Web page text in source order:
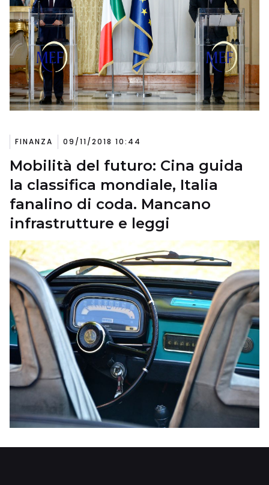
FINANZA 09/11/2018 10:44
Mobilità del futuro: Cina guida
la classifica mondiale, Italia
fanalino di coda. Mancano
infrastrutture e leggi